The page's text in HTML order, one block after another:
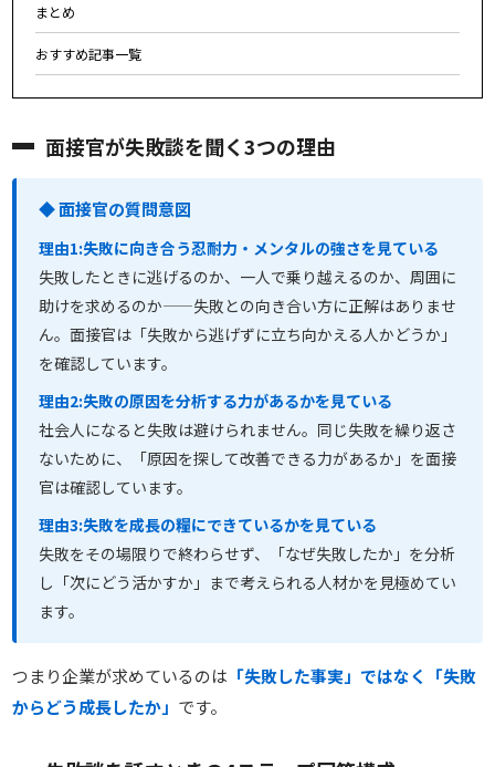
まとめ
おすすめ記事一覧
面接官が失敗談を聞く3つの理由
◆ 面接官の質問意図
理由1:失敗に向き合う忍耐力・メンタルの強さを見ている
失敗したときに逃げるのか、一人で乗り越えるのか、周囲に
助けを求めるのか——失敗との向き合い方に正解はありませ
ん。面接官は「失敗から逃げずに立ち向かえる人かどうか」
を確認しています。
理由2:失敗の原因を分析する力があるかを見ている
社会人になると失敗は避けられません。同じ失敗を繰り返さ
ないために、「原因を探して改善できる力があるか」を面接
官は確認しています。
理由3:失敗を成長の糧にできているかを見ている
失敗をその場限りで終わらせず、「なぜ失敗したか」を分析
し「次にどう活かすか」まで考えられる人材かを見極めてい
ます。
つまり企業が求めているのは 「失敗した事実」ではなく「失敗
からどう成長したか」 です。